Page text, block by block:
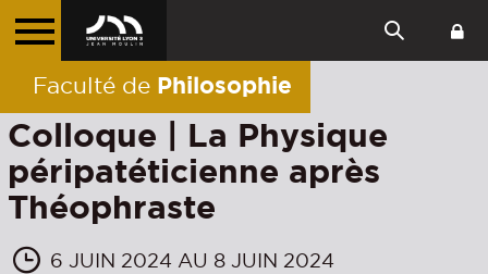
Faculté de Philosophie
Colloque | La Physique
péripatéticienne après
Théophraste
6 JUIN 2024 AU 8 JUIN 2024